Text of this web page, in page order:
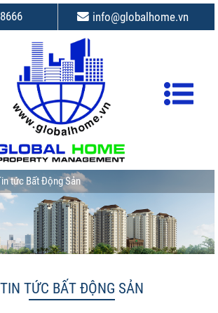
info@globalhome.vn
tức Bất Động Sản
TIN TỨC BẤT ĐỘNG SẢN